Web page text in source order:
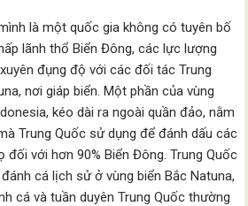
là một quốc gia không có tuyên bố
lãnh thổ Biển Đông, các lực lượng
đụng độ với các đối tác Trung
nơi giáp biển. Một phần của vùng
kéo dài ra ngoài quần đảo, nằm
Trung Quốc sử dụng để đánh dấu các
đối với hơn 90% Biển Đông. Trung Quốc
cá lịch sử ở vùng biển Bắc Natuna,
cá và tuần duyên Trung Quốc thường